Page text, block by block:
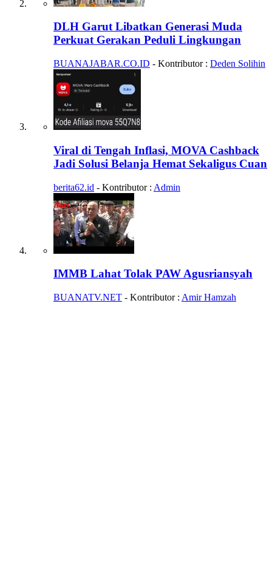
DLH Garut Libatkan Generasi Muda
Perkuat Gerakan Peduli Lingkungan
BUANAJABAR.CO.ID - Kontributor : Deden Solihin
Viral di Tengah Inflasi, MOVA Cashback
Jadi Solusi Belanja Hemat Sekaligus Cuan
berita62.id - Kontributor : Admin
IMMB Lahat Tolak PAW Agusriansyah
BUANATV.NET - Kontributor : Amir Hamzah